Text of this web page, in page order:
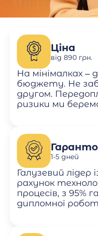
Ціна
від 890 грн.
На мінімалках –
бюджету. Не
другом.
ризики ми
1-5 дней
Галузевий лідер
рахунок
процесів, з 95%
дипломної